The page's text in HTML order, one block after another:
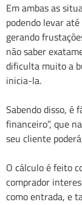
Em ambas as
podendo levar
gerando
não saber
dificulta muito a
inicia-la.
Sabendo disso, é
financeiro”, que
seu cliente
O cálculo é feito
comprador
como entrada, e